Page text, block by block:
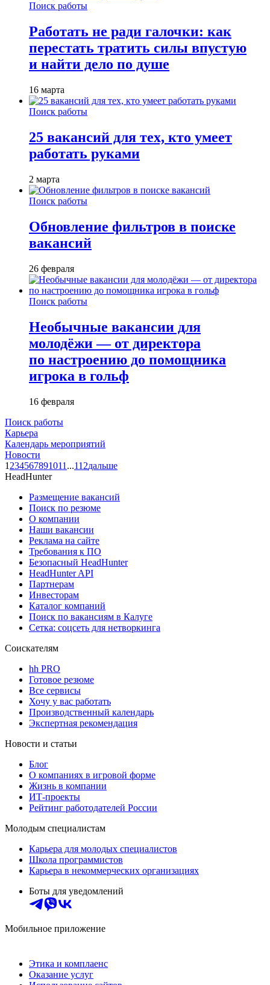
Поиск работы
Работать не ради галочки: как
перестать тратить силы впустую
и найти дело по душе
16 марта
Поиск работы
25 вакансий для тех, кто умеет
работать руками
2 марта
Поиск работы
Обновление фильтров в поиске
вакансий
26 февраля
Поиск работы
Необычные вакансии для
молодёжи — от директора
по настроению до помощника
игрока в гольф
16 февраля
Поиск работы
Карьера
Календарь мероприятий
Новости
1 234567891011 ...112дальше
HeadHunter
Размещение вакансий
Поиск по резюме
О компании
Наши вакансии
Реклама на сайте
Требования к ПО
Безопасный HeadHunter
HeadHunter API
Партнерам
Инвесторам
Каталог компаний
Поиск по вакансиям в Калуге
Сетка: соцсеть для нетворкинга
Соискателям
hh PRO
Готовое резюме
Все сервисы
Хочу у вас работать
Производственный календарь
Экспертная рекомендация
Новости и статьи
Блог
О компаниях в игровой форме
Жизнь в компании
ИТ-проекты
Рейтинг работодателей России
Молодым специалистам
Карьера для молодых специалистов
Школа программистов
Карьера в некоммерческих организациях
Боты для уведомлений
Мобильное приложение
Этика и комплаенс
Оказание услуг